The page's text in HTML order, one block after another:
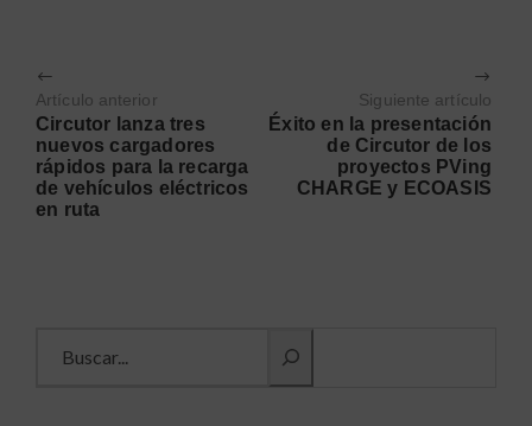
Artículo anterior
Circutor lanza tres
nuevos cargadores
rápidos para la recarga
de vehículos eléctricos
en ruta
Siguiente artículo
Éxito en la presentación
de Circutor de los
proyectos PVing
CHARGE y ECOASIS